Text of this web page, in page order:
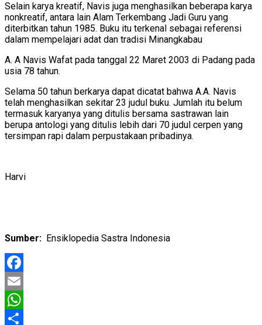
Selain karya kreatif, Navis juga menghasilkan beberapa karya
nonkreatif, antara lain Alam Terkembang Jadi Guru yang
diterbitkan tahun 1985. Buku itu terkenal sebagai referensi
dalam mempelajari adat dan tradisi Minangkabau
A. A Navis Wafat pada tanggal 22 Maret 2003 di Padang pada
usia 78 tahun.
Selama 50 tahun berkarya dapat dicatat bahwa A.A. Navis
telah menghasilkan sekitar 23 judul buku. Jumlah itu belum
termasuk karyanya yang ditulis bersama sastrawan lain
berupa antologi yang ditulis lebih dari 70 judul cerpen yang
tersimpan rapi dalam perpustakaan pribadinya.
Harvi
Sumber: Ensiklopedia Sastra Indonesia
Facebook
Email
WhatsApp